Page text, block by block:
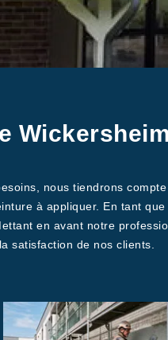
nous tiendrons
à appliquer. En tant
en avant notre
satisfaction de nos clients.